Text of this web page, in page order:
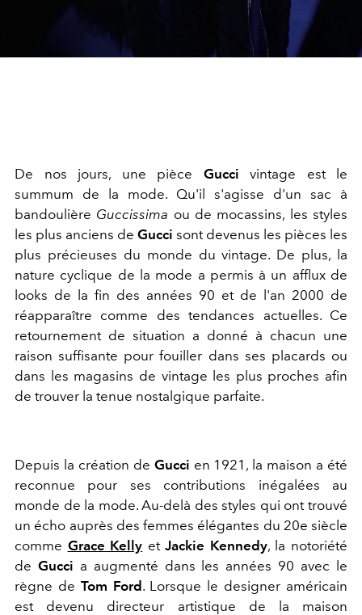
De nos jours, une pièce Gucci vintage est le
summum de la mode. Qu'il s'agisse d'un sac à
bandoulière Guccissima ou de mocassins, les styles
les plus anciens de Gucci sont devenus les pièces les
plus précieuses du monde du vintage. De plus, la
nature cyclique de la mode a permis à un afflux de
looks de la fin des années 90 et de l'an 2000 de
réapparaître comme des tendances actuelles. Ce
retournement de situation a donné à chacun une
raison suffisante pour fouiller dans ses placards ou
dans les magasins de vintage les plus proches afin
de trouver la tenue nostalgique parfaite.
Depuis la création de Gucci en 1921, la maison a été
reconnue pour ses contributions inégalées au
monde de la mode. Au-delà des styles qui ont trouvé
un écho auprès des femmes élégantes du 20e siècle
comme Grace Kelly etJackie Kennedy, la notoriété
de Gucci a augmenté dans les années 90 avec le
règne de Tom Ford. Lorsque le designer américain
est devenu directeur artistique de la maison